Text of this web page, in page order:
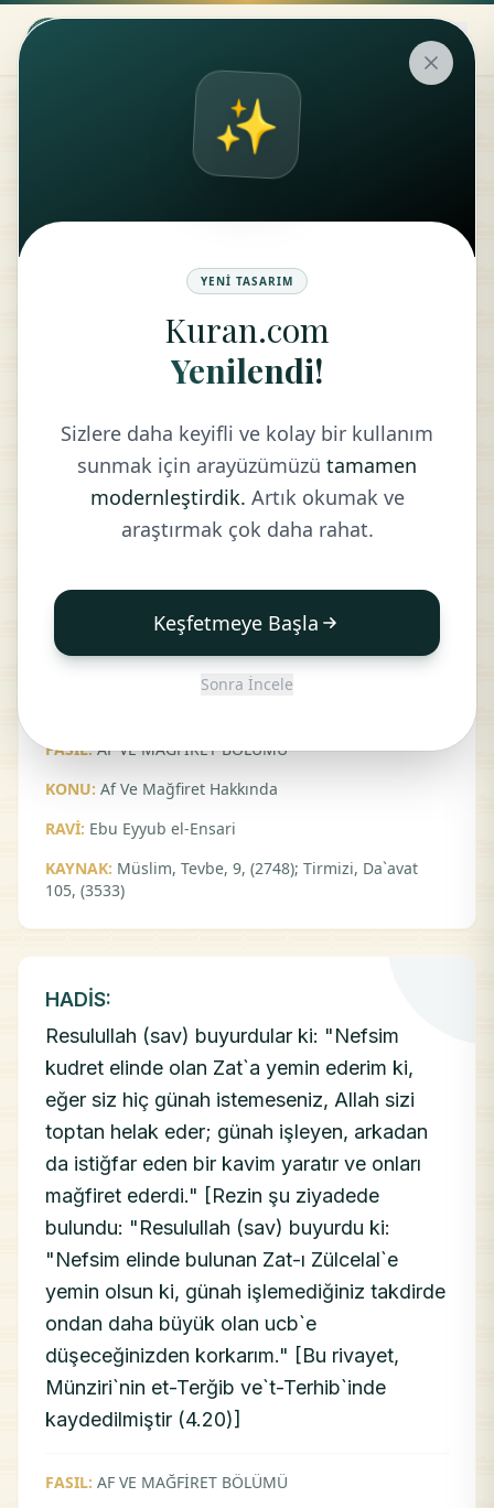
Hadis
AF VE MAĞFİRET BÖLÜMÜ
ARA
günah işlemeseydiniz, Allah Teala hazretleri
sizi helak eder ve yerinize, günah işleyecek
(fakat tevbeleri sebebiyle) mağfiret edeceği
kimseler yaratırdı."
FASIL:AF VE MAĞFİRET BÖLÜMÜ
KONU: Af Ve Mağfiret Hakkında
RAVİ: Ebu Eyyub el-Ensari
KAYNAK: Müslim, Tevbe, 9, (2748); Tirmizi, Da`avat
105, (3533)
HADİS:
Resulullah (sav) buyurdular ki: "Nefsim
kudret elinde olan Zat`a yemin ederim ki,
eğer siz hiç günah istemeseniz, Allah sizi
toptan helak eder; günah işleyen, arkadan
da istiğfar eden bir kavim yaratır ve onları
mağfiret ederdi." [Rezin şu ziyadede
bulundu: "Resulullah (sav) buyurdu ki:
"Nefsim elinde bulunan Zat-ı Zülcelal`e
yemin olsun ki, günah işlemediğiniz takdirde
ondan daha büyük olan ucb`e
düşeceğinizden korkarım." [Bu rivayet,
Münziri`nin et-Terğib ve`t-Terhib`inde
kaydedilmiştir (4.20)]
FASIL: AF VE MAĞFİRET BÖLÜMÜ
✨
YENI TASARIM
Kuran.com
Yenilendi!
Sizlere daha keyifli ve kolay bir kullanım
sunmak için arayüzümüzü tamamen
modernleştirdik. Artık okumak ve
araştırmak çok daha rahat.
Keşfetmeye Başla
Sonra İncele